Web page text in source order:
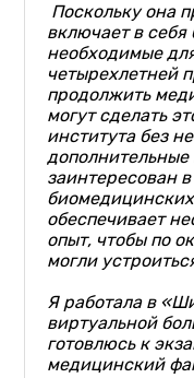
Поскольку она
включает в
необходимые
четырехлетней
продолжить
могут сделать
института без
заинтересован
обеспечивает
опыт, чтобы по
могли
Я работала в «
виртуальной
готовлюсь к
медицинский